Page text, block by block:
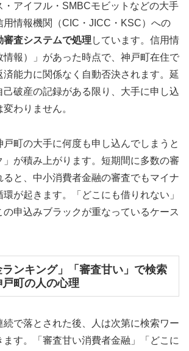
・アイフル・SMBCモビットなどの大手
用情報機関（CIC・JICC・KSC）への
審査システムで処理 しています。信用情
情報）」があった時点で、神戸町在住で
済能力に関係なく自動否決されます。延
己破産の記録がある限り、大手に申し込
わりません。
戸町の大手に何度も申し込んでしまうと
」が積み上がります。短期間に多数の審
ると、中小消費者金融の審査でもマイナ
が起きます。「どこにも借りれない」
申込みブラックが重なっているケース
ランキング」「審査甘い」で検索
戸町の人の心理
続で落とされた後、人は次第に検索ワー
ます。「審査甘い消費者金融」「どこに